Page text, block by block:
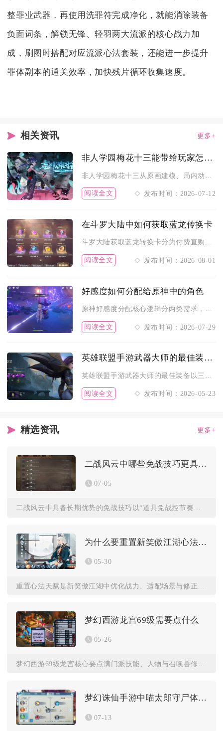
整罪业武器，再使用洗罪符完成净化，就能消除装备
负面词条，解锁无锋、轻羽两大流派的核心战力加
成，刷图时搭配对应流派心法套装，还能进一步提升
罪体副本的通关效率，加快残片循环收集速度。
相关资讯 更多+
非人学园梅花十三能带给玩家怎样的视觉享受
阅读全文 发布时间：2026-07-12
在斗罗大陆中如何获取蓝龙传换卡
斗罗大陆获取蓝龙转换卡分为付费直购、限时活动兑换、宗门积分兑...
阅读全文 发布时间：2026-08-01
好感度如何分配给原神中的角色
阅读全文 发布时间：2026-07-29
英雄联盟手游武器大师的最佳装备是什么
阅读全文 发布时间：2026-05-23
精选资讯 更多+
二战风云中哪些免战技巧更具优势
07-05
二战风云中具备长期优势的免战技巧以“道具免战控节奏、动态藏兵...
为什么要重置新笑傲江湖心法天赋
05-30
梦幻西游龙宫69级需要点什么
05-26
梦幻西游69级龙宫核心要点满门派技能、人物与召唤兽修炼，搭配...
梦幻诛仙手游中喵太郎守尸体技能如何提升
07-13